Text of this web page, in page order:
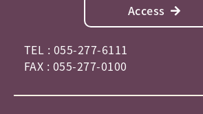
Access
TEL : 055-277-6111
FAX : 055-277-0100